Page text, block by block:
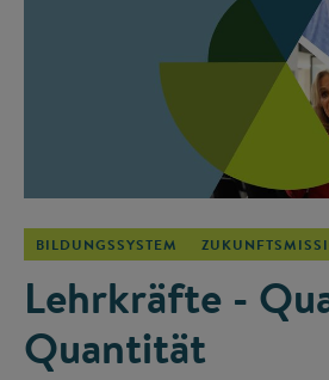
BILDUNGSSYSTEM
Lehrkräfte -
Quantität